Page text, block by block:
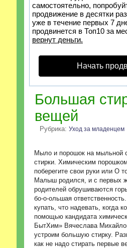
самостоятельно,
продвижение в десятки
уже в течение первых 7
продвинется в Топ10 за
вернут деньги.
Начать
Большая
вещей
Рубрика: Уход за младенцем
Мыло и порошок на мыльной
стирки. Химическим
поберегите свои руки или О
Малыш родился, и с первых
родителей обрушиваются
бо-о-ольшая
купать, что надевать, когда
помощью кандидата
БытХим» Вячеслава
устроим большую стирку.
как не надо стирать первые